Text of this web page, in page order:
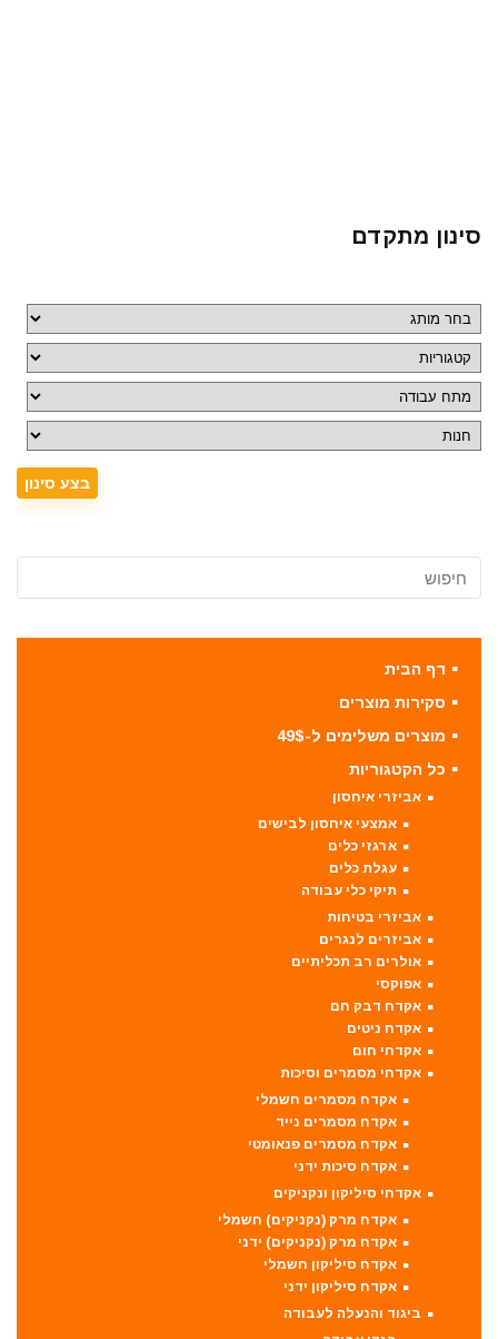
סינון מתקדם
דף הבית
סקירות מוצרים
מוצרים משלימים ל-49$
כל הקטגוריות
אביזרי איחסון
אמצעי איחסון לבישים
ארגזי כלים
עגלת כלים
תיקי כלי עבודה
אביזרי בטיחות
אביזרים לנגרים
אולרים רב תכליתיים
אפוקסי
אקדח דבק חם
אקדח ניטים
אקדחי חום
אקדחי מסמרים וסיכות
אקדח מסמרים חשמלי
אקדח מסמרים נייד
אקדח מסמרים פנאומטי
אקדח סיכות ידני
אקדחי סיליקון ונקניקים
אקדח מרק (נקניקים) חשמלי
אקדח מרק (נקניקים) ידני
אקדח סיליקון חשמלי
אקדח סיליקון ידני
ביגוד והנעלה לעבודה